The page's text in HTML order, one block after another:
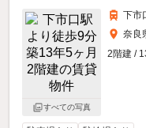
すべての写真
下市
奈良
2階建 /